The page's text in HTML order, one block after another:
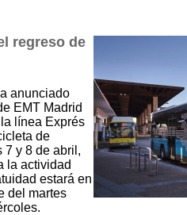
regreso de
anunciado
EMT Madrid
línea Exprés
de
7 y 8 de abril,
la actividad
estará en
del martes